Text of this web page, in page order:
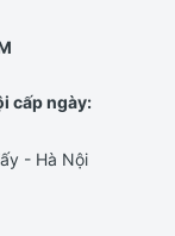
cấp ngày:
- Hà Nội